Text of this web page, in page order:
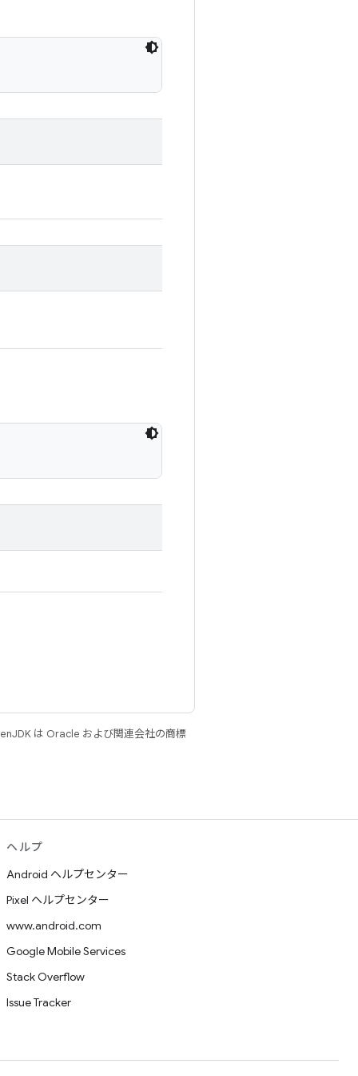
は Oracle および関連会社の商標
ヘルプ
Android ヘルプセンター
Pixel ヘルプセンター
www.android.com
Google Mobile Services
Stack Overflow
Issue Tracker